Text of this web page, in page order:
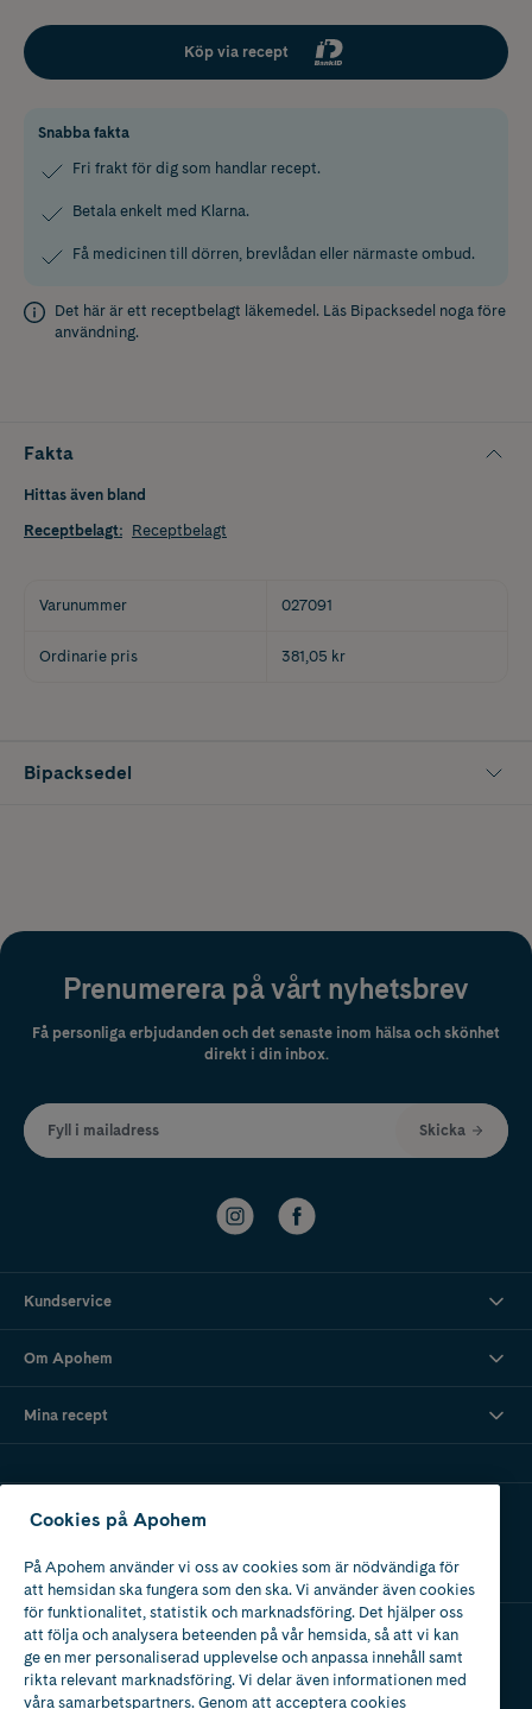
Köp via recept
Snabba fakta
Fri frakt för dig som handlar recept.
Betala enkelt med Klarna.
Få medicinen till dörren, brevlådan eller närmaste ombud.
Det här är ett receptbelagt läkemedel. Läs Bipacksedel noga före
användning.
Fakta
Hittas även bland
Receptbelagt: Receptbelagt
Varunummer 027091
Ordinarie pris 381,05 kr
Bipacksedel
Prenumerera på vårt nyhetsbrev
Få personliga erbjudanden och det senaste inom hälsa och skönhet
direkt i din inbox.
Fyll i mailadress Skicka
Kundservice
Om Apohem
Mina recept
Ladda ner vår app
Apotek med tillstånd
av Läkemedelsverket
Cookies på Apohem
På Apohem använder vi oss av cookies som är nödvändiga för
att hemsidan ska fungera som den ska. Vi använder även cookies
för funktionalitet, statistik och marknadsföring. Det hjälper oss
att följa och analysera beteenden på vår hemsida, så att vi kan
ge en mer personaliserad upplevelse och anpassa innehåll samt
rikta relevant marknadsföring. Vi delar även informationen med
våra samarbetspartners. Genom att acceptera cookies